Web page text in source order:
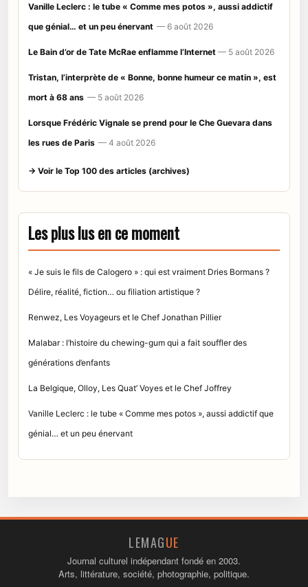
Vanille Leclerc : le tube « Comme mes potos », aussi addictif
que génial… et un peu énervant — 6 août 2026
Le Bain d’or de Tate McRae enflamme l’Internet — 5 août 2026
Tristan, l’interprète de « Bonne, bonne humeur ce matin », est
mort à 68 ans — 5 août 2026
Lorsque Frédéric Vignale se prend pour le Che Guevara dans
les rues de Paris — 4 août 2026
→ Voir le Top 100 des articles (archives)
Les plus lus en ce moment
« Je suis le fils de Calogero » : qui est vraiment Dries Bormans ?
Délire, réalité, fiction… ou filiation artistique ?
Renwez, Les Voyageurs et le Chef Jonathan Pillier
Malabar : l’histoire du chewing-gum qui a fait souffler des
générations d’enfants
La Belgique, Olloy, Les Quat’ Voyes et le Chef Joffrey
Vanille Leclerc : le tube « Comme mes potos », aussi addictif que
génial… et un peu énervant
LEMAGUE
Journal culturel indépendant fondé en 2003.
Arts, littérature, société, photographie, politique.